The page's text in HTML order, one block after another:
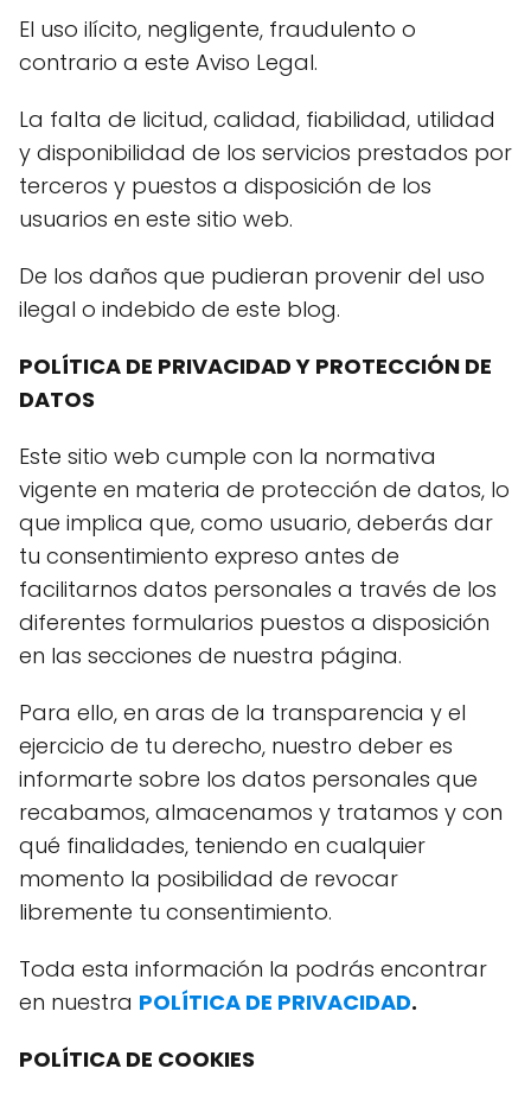
El uso ilícito, negligente, fraudulento o
contrario a este Aviso Legal.
La falta de licitud, calidad, fiabilidad, utilidad
y disponibilidad de los servicios prestados por
terceros y puestos a disposición de los
usuarios en este sitio web.
De los daños que pudieran provenir del uso
ilegal o indebido de este blog.
POLÍTICA DE PRIVACIDAD Y PROTECCIÓN DE
DATOS
Este sitio web cumple con la normativa
vigente en materia de protección de datos, lo
que implica que, como usuario, deberás dar
tu consentimiento expreso antes de
facilitarnos datos personales a través de los
diferentes formularios puestos a disposición
en las secciones de nuestra página.
Para ello, en aras de la transparencia y el
ejercicio de tu derecho, nuestro deber es
informarte sobre los datos personales que
recabamos, almacenamos y tratamos y con
qué finalidades, teniendo en cualquier
momento la posibilidad de revocar
libremente tu consentimiento.
Toda esta información la podrás encontrar
en nuestra POLÍTICA DE PRIVACIDAD.
POLÍTICA DE COOKIES